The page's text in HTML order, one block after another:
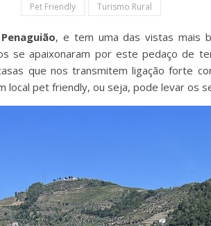
Pet Friendly Turismo Rural
, e tem uma das vistas mais
se apaixonaram por este pedaço de
que nos transmitem ligação forte
local pet friendly, ou seja, pode levar os